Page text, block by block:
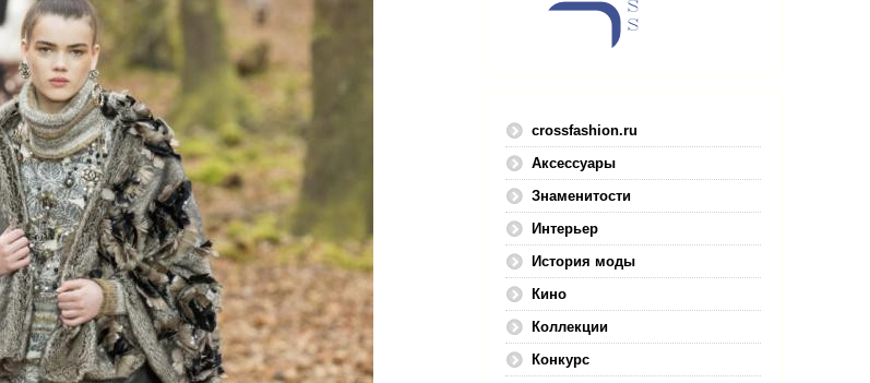
crossfashion.ru
Аксессуары
Знаменитости
Интерьер
История моды
Кино
Коллекции
Конкурс